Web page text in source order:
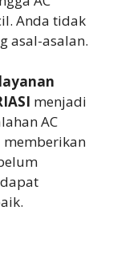
Anda tidak
asal-asalan.
menjadi
AC
memberikan